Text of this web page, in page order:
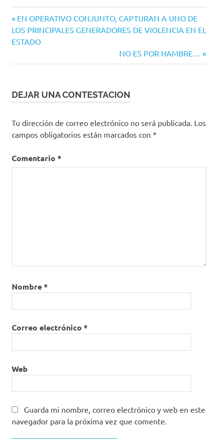
Navegación
de
Entrada
anterior:
EN OPERATIVO CONJUNTO, CAPTURAN A UNO DE
LOS PRINCIPALES GENERADORES DE VIOLENCIA EN EL
ESTADO
Siguiente
entrada:
NO ES POR HAMBRE…
DEJAR UNA CONTESTACION
Tu dirección de correo electrónico no será publicada. Los
campos obligatorios están marcados con *
Comentario *
Nombre*
Correo electrónico *
Web
Guarda mi nombre, correo electrónico y web en este
navegador para la próxima vez que comente.